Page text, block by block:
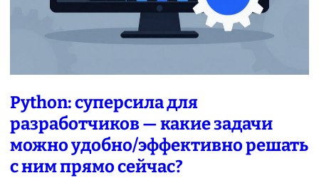
Python: суперсила для
разработчиков — какие задачи
можно удобно/эффективно решать
с ним прямо сейчас?